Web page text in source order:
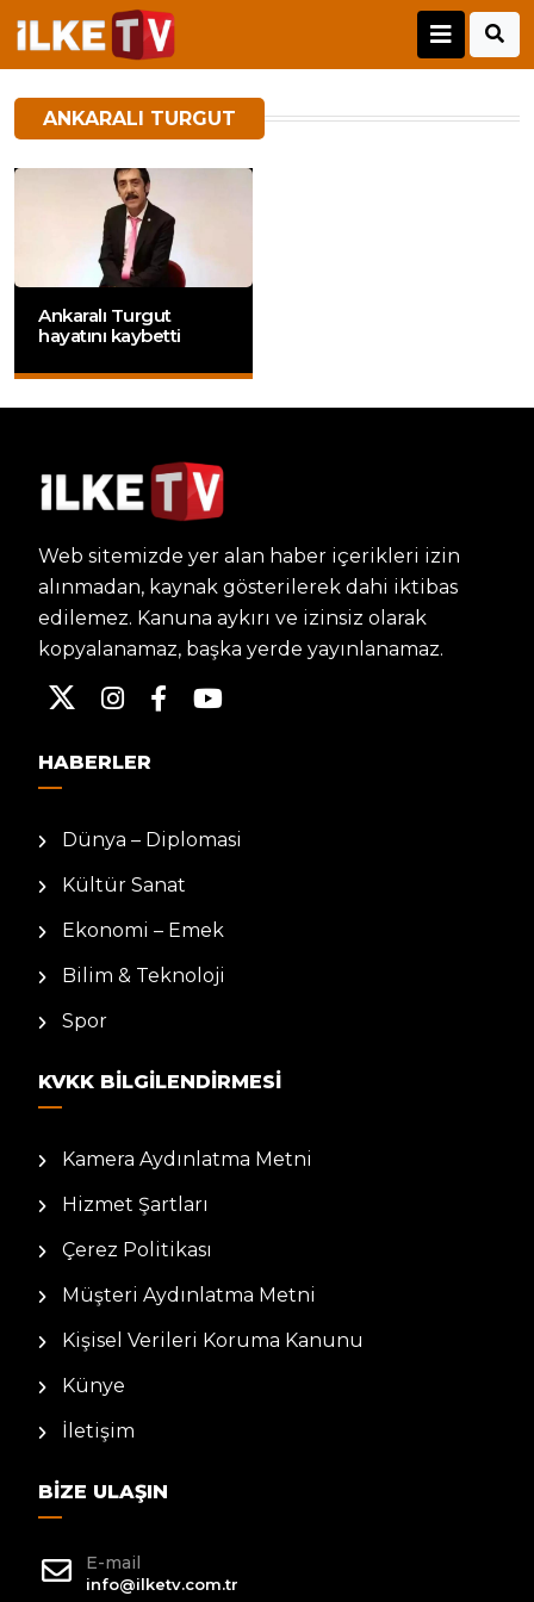
ANKARALI TURGUT
Ankaralı Turgut
hayatını kaybetti
Web sitemizde yer alan haber içerikleri izin
alınmadan, kaynak gösterilerek dahi iktibas
edilemez. Kanuna aykırı ve izinsiz olarak
kopyalanamaz, başka yerde yayınlanamaz.
HABERLER
Dünya – Diplomasi
Kültür Sanat
Ekonomi – Emek
Bilim & Teknoloji
Spor
KVKK BILGILENDIRMESI
Kamera Aydınlatma Metni
Hizmet Şartları
Çerez Politikası
Müşteri Aydınlatma Metni
Kişisel Verileri Koruma Kanunu
Künye
İletişim
BIZE ULAŞIN
E-mail
info@ilketv.com.tr